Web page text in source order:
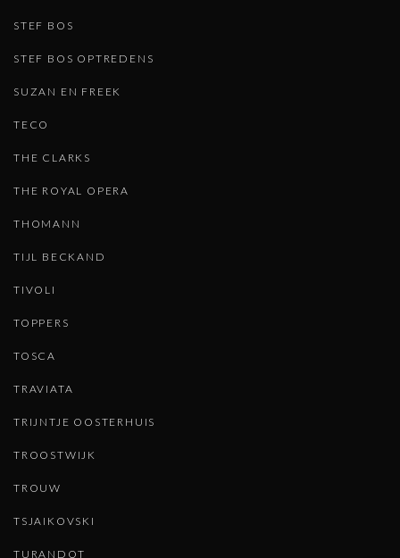
STEF BOS
STEF BOS OPTREDENS
SUZAN EN FREEK
TECO
THE CLARKS
THE ROYAL OPERA
THOMANN
TIJL BECKAND
TIVOLI
TOPPERS
TOSCA
TRAVIATA
TRIJNTJE OOSTERHUIS
TROOSTWIJK
TROUW
TSJAIKOVSKI
TURANDOT